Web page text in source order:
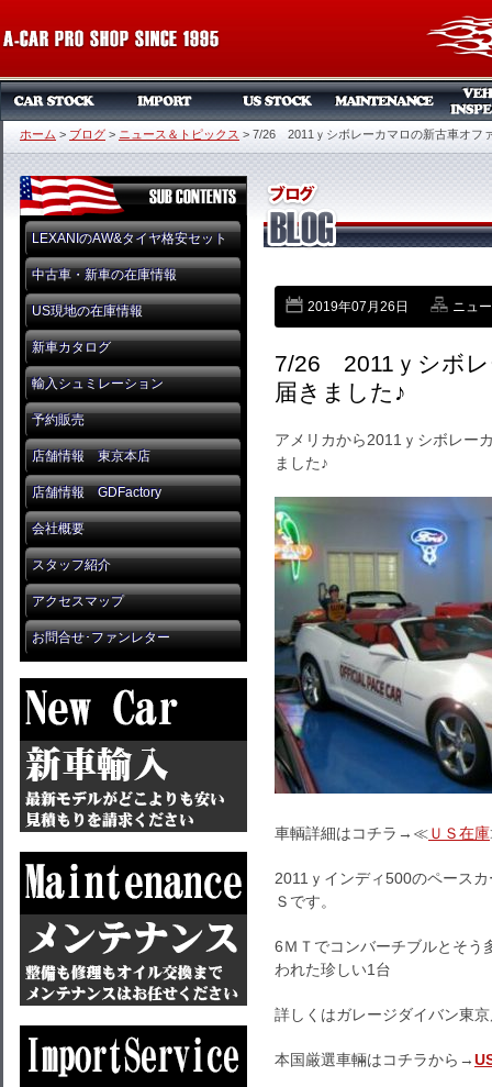
ホーム > ブログ > ニュース＆トピックス > 7/26 2011ｙシボレーカマロの新古車オフ
LEXANIのAW&タイヤ格安セット
中古車・新車の在庫情報
US現地の在庫情報
新車カタログ
輸入シュミレーション
予約販売
店舗情報 東京本店
店舗情報 GDFactory
会社概要
スタッフ紹介
アクセスマップ
お問合せ･ファンレター
2019年07月26日 ニュ
7/26 2011ｙシボレ
届きました♪
アメリカから2011ｙシボレー
ました♪
車輌詳細はコチラ→≪ＵＳ在庫
2011ｙインディ500のペース
Ｓです。
6ＭＴでコンバーチブルとそう
われた珍しい1台
詳しくはガレージダイバン東
本国厳選車輛はコチラから→